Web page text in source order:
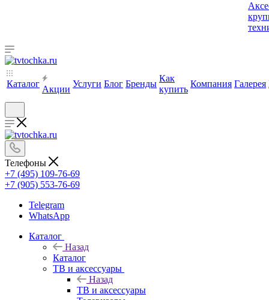
Каталог
Акции
Услуги Блог Бренды
Как
купить
Компания Галерея
Телефоны
+7 (495) 109-76-69
+7 (905) 553-76-69
Telegram
WhatsApp
Каталог
Назад
Каталог
ТВ и аксессуары
Назад
ТВ и аксессуары